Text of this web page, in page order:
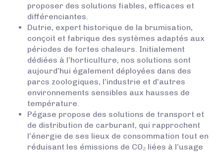
proposer des solutions fiables, efficaces et
différenciantes.
Dutrie, expert historique de la brumisation,
conçoit et fabrique des systèmes adaptés aux
périodes de fortes chaleurs. Initialement
dédiées à l’horticulture, nos solutions sont
aujourd’hui également déployées dans des
parcs zoologiques, l’industrie et d'autres
environnements sensibles aux hausses de
température.
Pégase propose des solutions de transport et
de distribution de carburant, qui rapprochent
l’énergie de ses lieux de consommation tout en
réduisant les émissions de CO₂ liées à l’usage